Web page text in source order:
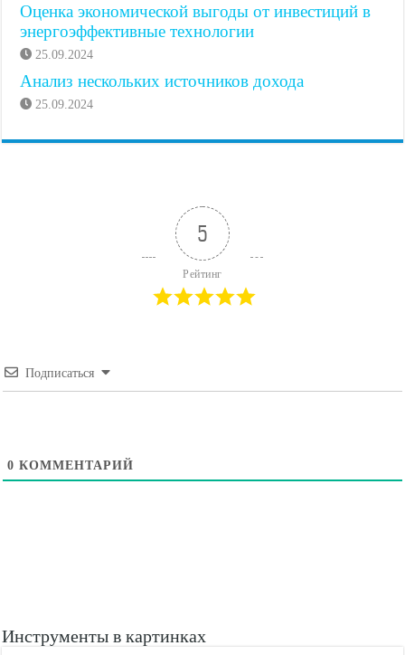
Оценка экономической выгоды от инвестиций в
энергоэффективные технологии
25.09.2024
Анализ нескольких источников дохода
25.09.2024
5
Рейтинг
Подписаться
0 КОММЕНТАРИЙ
Инструменты в картинках